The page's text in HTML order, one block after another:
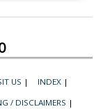
US | INDEX |
/ DISCLAIMERS |